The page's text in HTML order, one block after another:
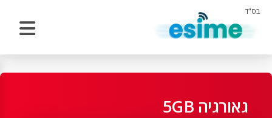
בס"ד
גאורגיה 5GB